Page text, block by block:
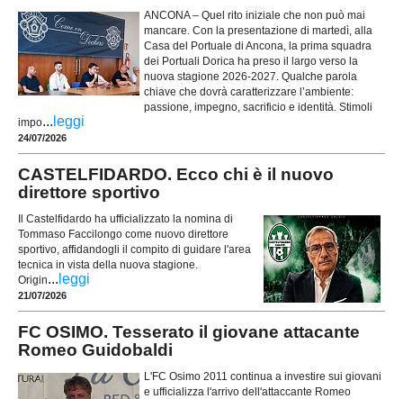
ANCONA – Quel rito iniziale che non può mai
mancare. Con la presentazione di martedì, alla
Casa del Portuale di Ancona, la prima squadra
dei Portuali Dorica ha preso il largo verso la
nuova stagione 2026-2027. Qualche parola
chiave che dovrà caratterizzare l’ambiente:
passione, impegno, sacrificio e identità. Stimoli
impo... leggi
24/07/2026
CASTELFIDARDO. Ecco chi è il nuovo
direttore sportivo
Il Castelfidardo ha ufficializzato la nomina di
Tommaso Faccilongo come nuovo direttore
sportivo, affidandogli il compito di guidare l'area
tecnica in vista della nuova stagione.
Origin... leggi
21/07/2026
FC OSIMO. Tesserato il giovane attacante
Romeo Guidobaldi
L'FC Osimo 2011 continua a investire sui giovani
e ufficializza l'arrivo dell'attaccante Romeo